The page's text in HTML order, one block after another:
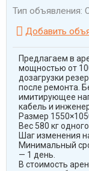
Тип объявления:
 Добавить
Предлагаем в
мощностью от
дозагрузки
после ремонта.
имитирующее
кабель и
Размер
Вес 580 кг
Шаг изменения
Минимальный
— 1 день.
В стоимость